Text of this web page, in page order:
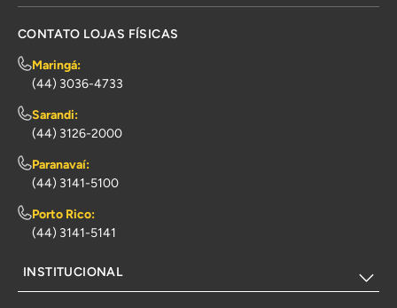
CONTATO LOJAS FÍSICAS
Maringá:
(44) 3036-4733
Sarandi:
(44) 3126-2000
Paranavaí:
(44) 3141-5100
Porto Rico:
(44) 3141-5141
INSTITUCIONAL